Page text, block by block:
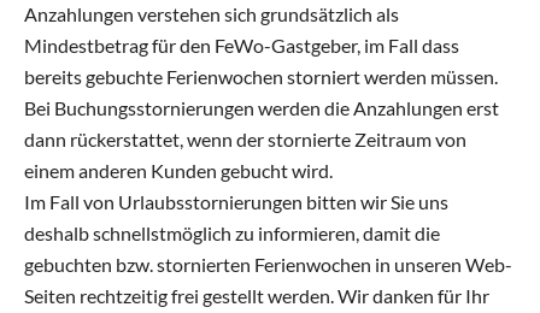
Anzahlungen verstehen sich grundsätzlich als
Mindestbetrag für den FeWo-Gastgeber, im Fall dass
bereits gebuchte Ferienwochen storniert werden müssen.
Bei Buchungsstornierungen werden die Anzahlungen erst
dann rückerstattet, wenn der stornierte Zeitraum von
einem anderen Kunden gebucht wird.
Im Fall von Urlaubsstornierungen bitten wir Sie uns
deshalb schnellstmöglich zu informieren, damit die
gebuchten bzw. stornierten Ferienwochen in unseren Web-
Seiten rechtzeitig frei gestellt werden. Wir danken für Ihr